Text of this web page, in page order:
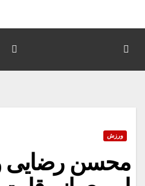
ورزش
محسن رضایی